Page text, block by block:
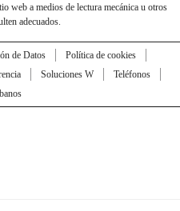
web a medios de lectura mecánica u otros
adecuados.
de Datos
Política de cookies
Soluciones W
Teléfonos